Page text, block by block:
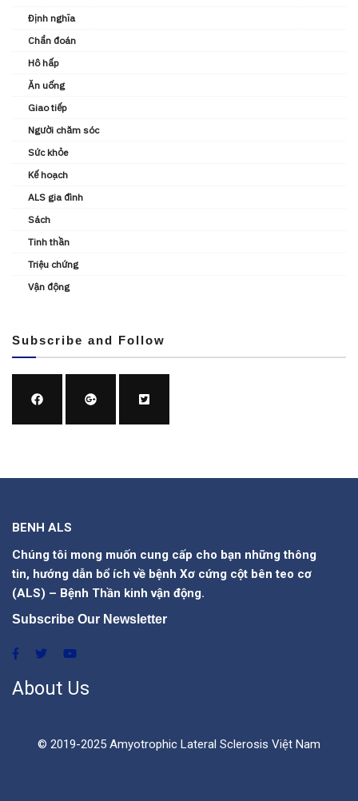
Định nghĩa
Chẩn đoán
Hô hấp
Ăn uống
Giao tiếp
Người chăm sóc
Sức khỏe
Kế hoạch
ALS gia đình
Sách
Tinh thần
Triệu chứng
Vận động
Subscribe and Follow
BENH ALS
Chúng tôi mong muốn cung cấp cho bạn những thông
tin, hướng dẫn bổ ích về bệnh Xơ cứng cột bên teo cơ
(ALS) – Bệnh Thần kinh vận động.
Subscribe Our Newsletter
About Us
© 2019-2025 Amyotrophic Lateral Sclerosis Việt Nam